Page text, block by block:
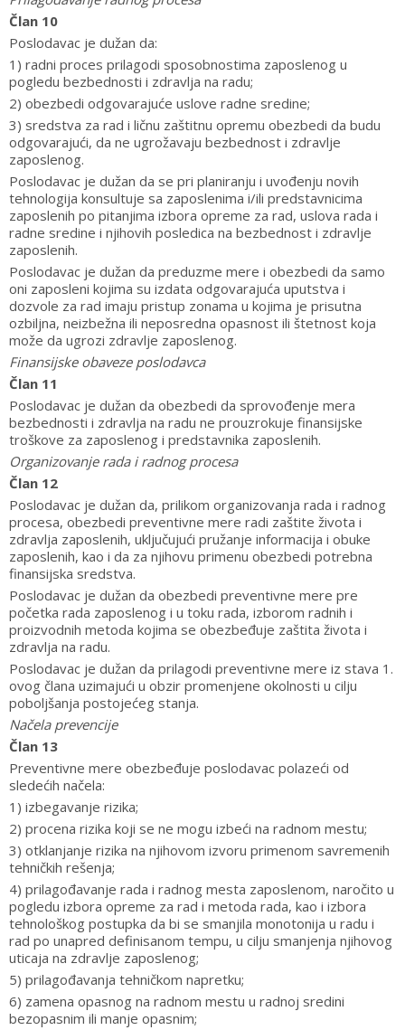
Član 10
Poslodavac je dužan da:
1) radni proces prilagodi sposobnostima zaposlenog u
pogledu bezbednosti i zdravlja na radu;
2) obezbedi odgovarajuće uslove radne sredine;
3) sredstva za rad i ličnu zaštitnu opremu obezbedi da budu
odgovarajući, da ne ugrožavaju bezbednost i zdravlje
zaposlenog.
Poslodavac je dužan da se pri planiranju i uvođenju novih
tehnologija konsultuje sa zaposlenima i/ili predstavnicima
zaposlenih po pitanjima izbora opreme za rad, uslova rada i
radne sredine i njihovih posledica na bezbednost i zdravlje
zaposlenih.
Poslodavac je dužan da preduzme mere i obezbedi da samo
oni zaposleni kojima su izdata odgovarajuća uputstva i
dozvole za rad imaju pristup zonama u kojima je prisutna
ozbiljna, neizbežna ili neposredna opasnost ili štetnost koja
može da ugrozi zdravlje zaposlenog.
Finansijske obaveze poslodavca
Član 11
Poslodavac je dužan da obezbedi da sprovođenje mera
bezbednosti i zdravlja na radu ne prouzrokuje finansijske
troškove za zaposlenog i predstavnika zaposlenih.
Organizovanje rada i radnog procesa
Član 12
Poslodavac je dužan da, prilikom organizovanja rada i radnog
procesa, obezbedi preventivne mere radi zaštite života i
zdravlja zaposlenih, uključujući pružanje informacija i obuke
zaposlenih, kao i da za njihovu primenu obezbedi potrebna
finansijska sredstva.
Poslodavac je dužan da obezbedi preventivne mere pre
početka rada zaposlenog i u toku rada, izborom radnih i
proizvodnih metoda kojima se obezbeđuje zaštita života i
zdravlja na radu.
Poslodavac je dužan da prilagodi preventivne mere iz stava 1.
ovog člana uzimajući u obzir promenjene okolnosti u cilju
poboljšanja postojećeg stanja.
Načela prevencije
Član 13
Preventivne mere obezbeđuje poslodavac polazeći od
sledećih načela:
1) izbegavanje rizika;
2) procena rizika koji se ne mogu izbeći na radnom mestu;
3) otklanjanje rizika na njihovom izvoru primenom savremenih
tehničkih rešenja;
4) prilagođavanje rada i radnog mesta zaposlenom, naročito u
pogledu izbora opreme za rad i metoda rada, kao i izbora
tehnološkog postupka da bi se smanjila monotonija u radu i
rad po unapred definisanom tempu, u cilju smanjenja njihovog
uticaja na zdravlje zaposlenog;
5) prilagođavanja tehničkom napretku;
6) zamena opasnog na radnom mestu u radnoj sredini
bezopasnim ili manje opasnim;